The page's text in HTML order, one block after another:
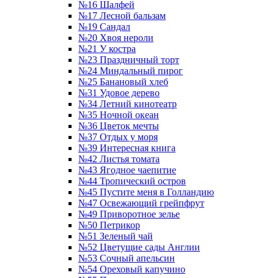
№16 Шалфей
№17 Лесной бальзам
№19 Сандал
№20 Хвоя нероли
№21 У костра
№23 Праздничный торт
№24 Миндальный пирог
№25 Банановый хлеб
№31 Удовое дерево
№34 Летний кинотеатр
№35 Ночной океан
№36 Цветок мечты
№37 Отдых у моря
№39 Интересная книга
№42 Листья томата
№43 Ягодное чаепитие
№44 Тропический остров
№45 Пустите меня в Голландию
№47 Освежающий грейпфрут
№49 Приворотное зелье
№50 Петрикор
№51 Зеленый чай
№52 Цветущие сады Англии
№53 Сочный апельсин
№54 Ореховый капучино